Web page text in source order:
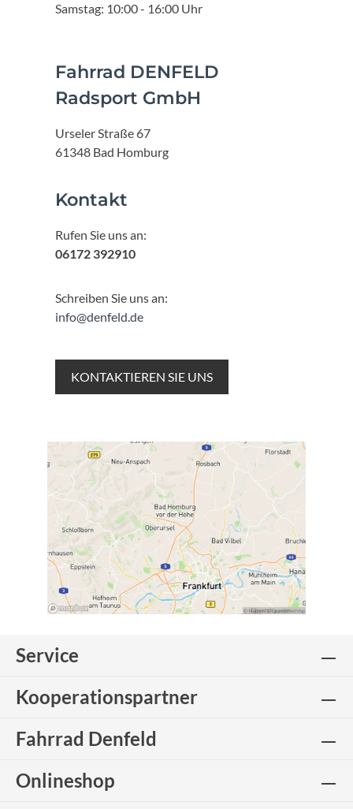
Samstag: 10:00 - 16:00 Uhr
Fahrrad DENFELD
Radsport GmbH
Urseler Straße 67
61348 Bad Homburg
Kontakt
Rufen Sie uns an:
06172 392910
Schreiben Sie uns an:
info@denfeld.de
KONTAKTIEREN SIE UNS
Service
Kooperationspartner
Fahrrad Denfeld
Onlineshop